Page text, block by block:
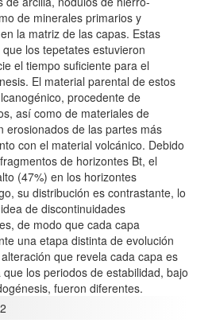
de minerales primarios y
la matriz de las capas. Estas
los tepetates estuvieron
el tiempo suficiente para el
El material parental de estos
procedente de
así como de materiales de
erosionados de las partes más
con el material volcánico. Debido
de horizontes Bt, el
(47%) en los horizontes
su distribución es contrastante, lo
de discontinuidades
de modo que cada capa
una etapa distinta de evolución
que revela cada capa es
los periodos de estabilidad, bajo
fueron diferentes.